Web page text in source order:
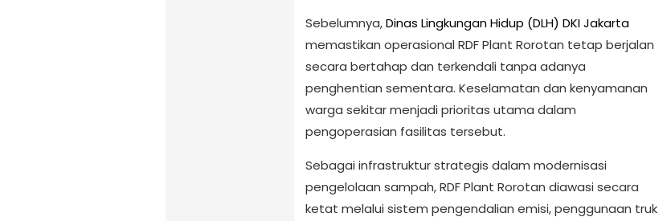
Sebelumnya,Dinas Lingkungan Hidup (DLH) DKI Jakarta
memastikan operasional RDF Plant Rorotan tetap berjalan
secara bertahap dan terkendali tanpa adanya
penghentian sementara. Keselamatan dan kenyamanan
warga sekitar menjadi prioritas utama dalam
pengoperasian fasilitas tersebut.
Sebagai infrastruktur strategis dalam modernisasi
pengelolaan sampah, RDF Plant Rorotan diawasi secara
ketat melalui sistem pengendalian emisi, penggunaan truk